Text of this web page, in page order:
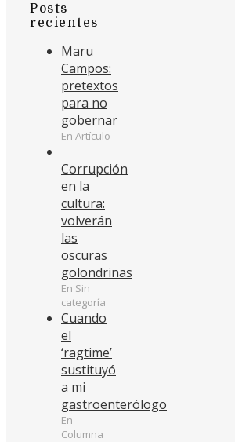
Posts
recientes
Maru
Campos:
pretextos
para no
gobernar
En Artículo
Corrupción
en la
cultura:
volverán
las
oscuras
golondrinas
En Sin
categoría
Cuando
el
‘ragtime’
sustituyó
a mi
gastroenterólogo
En
Columna